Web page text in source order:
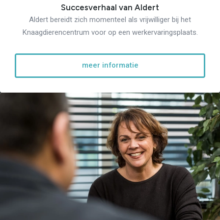
Succesverhaal van Aldert
Aldert bereidt zich momenteel als vrijwilliger bij het
Knaagdierencentrum voor op een werkervaringsplaats.
meer informatie